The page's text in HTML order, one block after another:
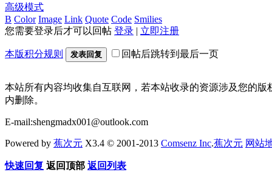
高级模式
B Color Image Link Quote Code Smilies
您需要登录后才可以回帖 登录 | 立即注册
本版积分规则 发表回复 回帖后跳转到最后一页
本站所有内容均收集自互联网，若本站收录的资源涉及您的
内删除。
E-mail:shengmadx001@outlook.com
Powered by 蕉次元 X3.4 © 2001-2013 Comsenz Inc.蕉次元 网站
快速回复 返回顶部 返回列表